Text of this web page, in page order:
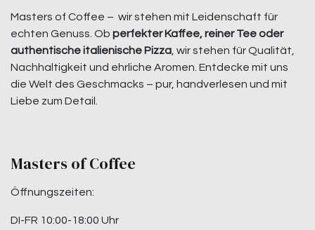
Masters of Coffee – wir stehen mit Leidenschaft für
echten Genuss. Ob perfekter Kaffee, reiner Tee oder
authentische italienische Pizza , wir stehen für Qualität,
Nachhaltigkeit und ehrliche Aromen. Entdecke mit uns
die Welt des Geschmacks – pur, handverlesen und mit
Liebe zum Detail.
Masters of Coffee
Öffnungszeiten:
DI-FR 10:00-18:00 Uhr